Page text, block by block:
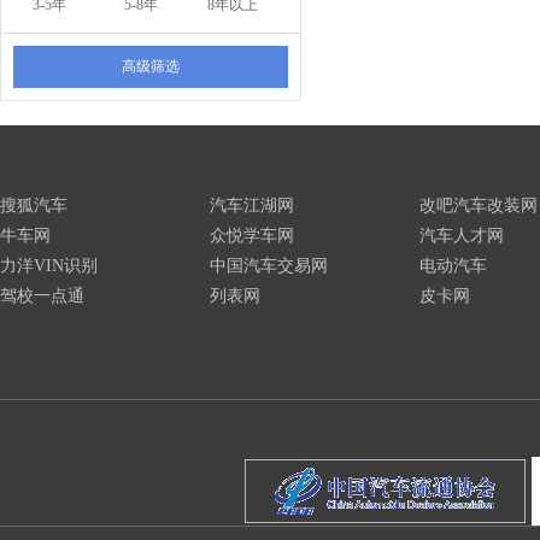
3-5年 5-8年 8年以上
高级筛选
搜狐汽车
牛车网
力洋VIN识别
驾校一点通
汽车江湖网
众悦学车网
中国汽车交易网
列表网
改吧汽车改装网
汽车人才网
电动汽车
皮卡网